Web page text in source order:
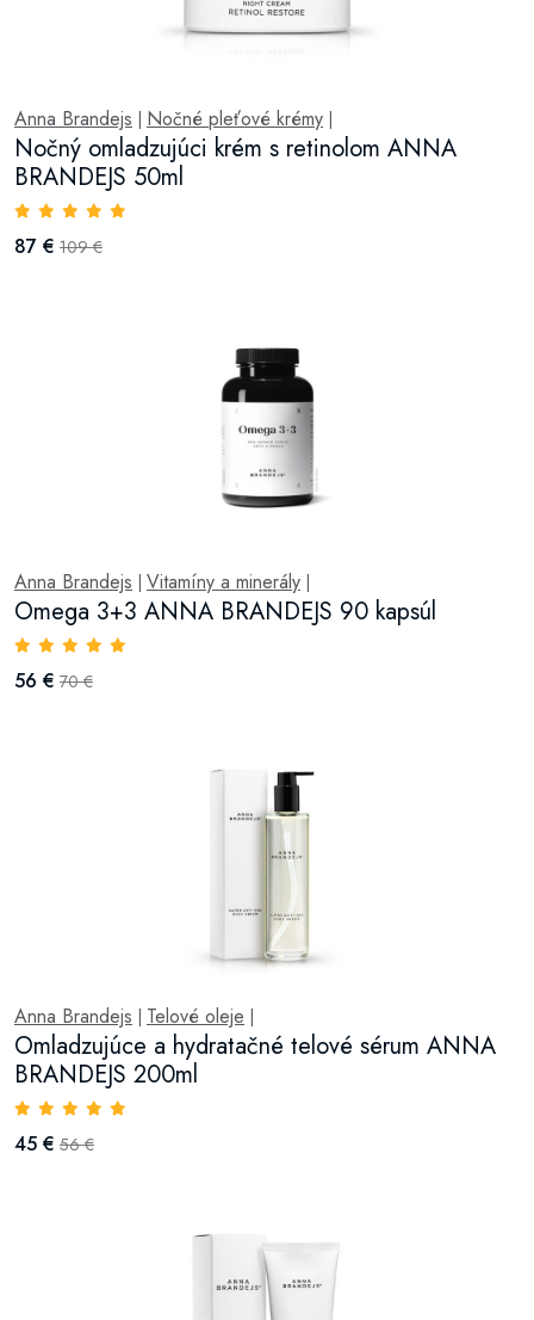
Anna Brandejs Nočné pleťové krémy
Nočný omladzujúci krém s retinolom ANNA
BRANDEJS 50ml
87 € 109 €
Anna Brandejs Vitamíny a minerály
Omega 3+3 ANNA BRANDEJS 90 kapsúl
56 € 70 €
Anna Brandejs Telové oleje
Omladzujúce a hydratačné telové sérum ANNA
BRANDEJS 200ml
45 € 56 €